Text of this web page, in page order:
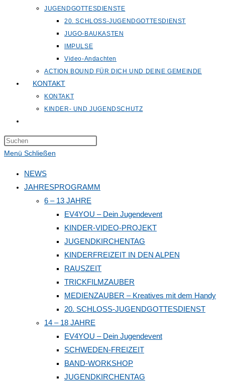
JUGENDGOTTESDIENSTE
20. SCHLOSS-JUGENDGOTTESDIENST
JUGO-BAUKASTEN
IMPULSE
Video-Andachten
ACTION BOUND FÜR DICH UND DEINE GEMEINDE
KONTAKT
KONTAKT
KINDER- UND JUGENDSCHUTZ
umschalten
the
panel.
Menü Schließen
NEWS
JAHRESPROGRAMM
6 – 13 JAHRE
EV4YOU – Dein Jugendevent
KINDER-VIDEO-PROJEKT
JUGENDKIRCHENTAG
KINDERFREIZEIT IN DEN ALPEN
RAUSZEIT
TRICKFILMZAUBER
MEDIENZAUBER – Kreatives mit dem Handy
20. SCHLOSS-JUGENDGOTTESDIENST
14 – 18 JAHRE
EV4YOU – Dein Jugendevent
SCHWEDEN-FREIZEIT
BAND-WORKSHOP
JUGENDKIRCHENTAG